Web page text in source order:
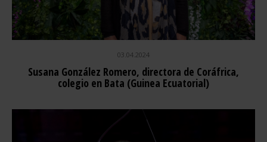
03.04.2024
Susana González Romero, directora de Coráfrica,
colegio en Bata (Guinea Ecuatorial)